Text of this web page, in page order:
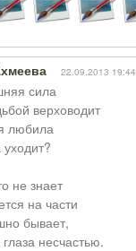
22.09.2013 19:44
сила
верховодит
любила
не знает
на части
бывает,
несчастью.